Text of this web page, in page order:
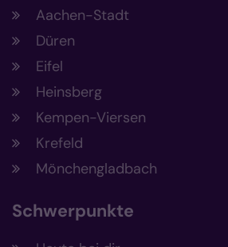
Aachen-Stadt
Düren
Eifel
Heinsberg
Kempen-Viersen
Krefeld
Mönchengladbach
Schwerpunkte